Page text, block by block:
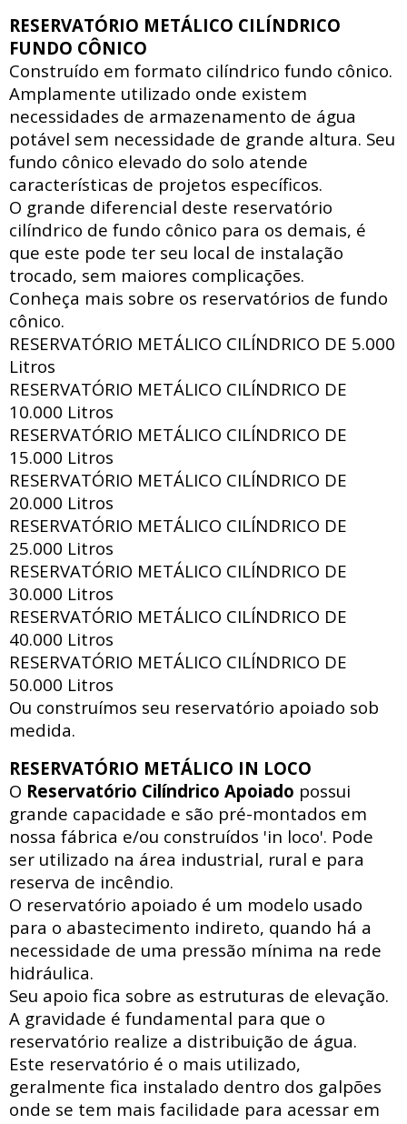
RESERVATÓRIO METÁLICO CILÍNDRICO
FUNDO CÔNICO
Construído em formato cilíndrico fundo cônico.
Amplamente utilizado onde existem
necessidades de armazenamento de água
potável sem necessidade de grande altura. Seu
fundo cônico elevado do solo atende
características de projetos específicos.
O grande diferencial deste reservatório
cilíndrico de fundo cônico para os demais, é
que este pode ter seu local de instalação
trocado, sem maiores complicações.
Conheça mais sobre os reservatórios de fundo
cônico.
RESERVATÓRIO METÁLICO CILÍNDRICO DE 5.000
Litros
RESERVATÓRIO METÁLICO CILÍNDRICO DE
10.000 Litros
RESERVATÓRIO METÁLICO CILÍNDRICO DE
15.000 Litros
RESERVATÓRIO METÁLICO CILÍNDRICO DE
20.000 Litros
RESERVATÓRIO METÁLICO CILÍNDRICO DE
25.000 Litros
RESERVATÓRIO METÁLICO CILÍNDRICO DE
30.000 Litros
RESERVATÓRIO METÁLICO CILÍNDRICO DE
40.000 Litros
RESERVATÓRIO METÁLICO CILÍNDRICO DE
50.000 Litros
Ou construímos seu reservatório apoiado sob
medida.
RESERVATÓRIO METÁLICO IN LOCO
O Reservatório Cilíndrico Apoiado possui
grande capacidade e são pré-montados em
nossa fábrica e/ou construídos 'in loco'. Pode
ser utilizado na área industrial, rural e para
reserva de incêndio.
O reservatório apoiado é um modelo usado
para o abastecimento indireto, quando há a
necessidade de uma pressão mínima na rede
hidráulica.
Seu apoio fica sobre as estruturas de elevação.
A gravidade é fundamental para que o
reservatório realize a distribuição de água.
Este reservatório é o mais utilizado,
geralmente fica instalado dentro dos galpões
onde se tem mais facilidade para acessar em